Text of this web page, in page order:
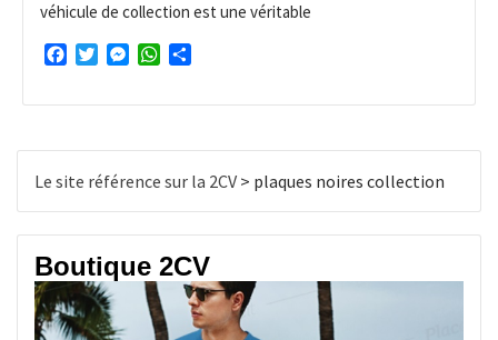
véhicule de collection est une véritable
FacebookTwitterMessengerWhatsApp
Le site référence sur la 2CV > plaques noires collection
Boutique 2CV